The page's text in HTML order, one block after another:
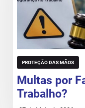
PROTEÇÃO DAS MÃOS
Multas por
Trabalho?